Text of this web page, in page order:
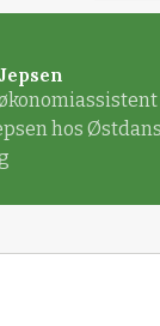
hos